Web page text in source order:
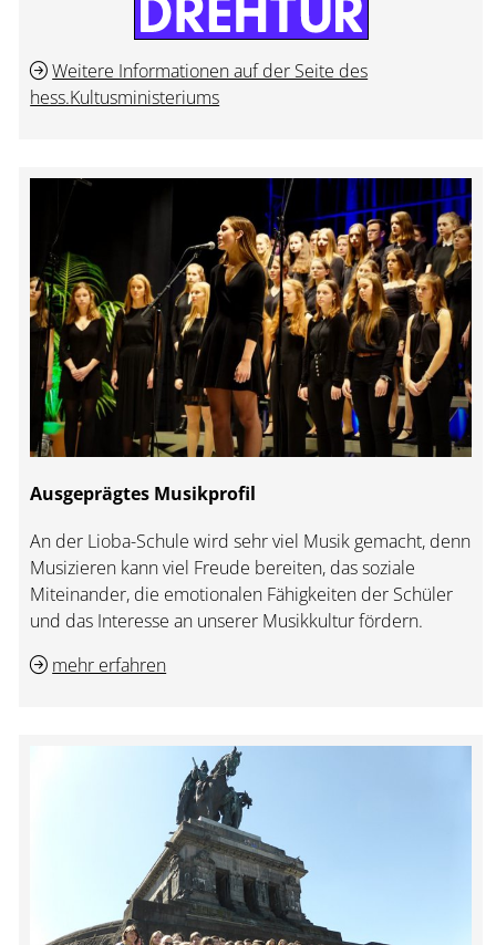
Weitere Informationen auf der Seite des
hess.Kultusministeriums
Ausgeprägtes Musikprofil
An der Lioba-Schule wird sehr viel Musik gemacht, denn
Musizieren kann viel Freude bereiten, das soziale
Miteinander, die emotionalen Fähigkeiten der Schüler
und das Interesse an unserer Musikkultur fördern.
mehr erfahren